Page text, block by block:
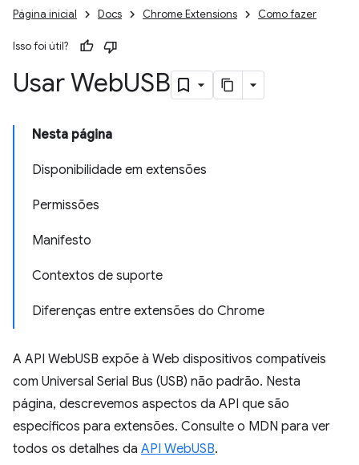
Página inicial Docs Chrome Extensions Como fazer
Isso foi útil?
Usar WebUSB
Nesta página
Disponibilidade em extensões
Permissões
Manifesto
Contextos de suporte
Diferenças entre extensões do Chrome
A API WebUSB expõe à Web dispositivos compatíveis
com Universal Serial Bus (USB) não padrão. Nesta
página, descrevemos aspectos da API que são
específicos para extensões. Consulte o MDN para ver
todos os detalhes da API WebUSB.